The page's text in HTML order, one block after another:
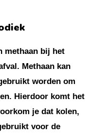
methaan bij het
Methaan kan
worden om
Hierdoor komt het
je dat kolen,
voor de